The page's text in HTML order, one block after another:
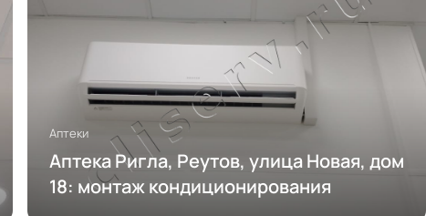
Аптеки
Аптека Ригла, Реутов, улица Новая, дом
18: монтаж кондиционирования